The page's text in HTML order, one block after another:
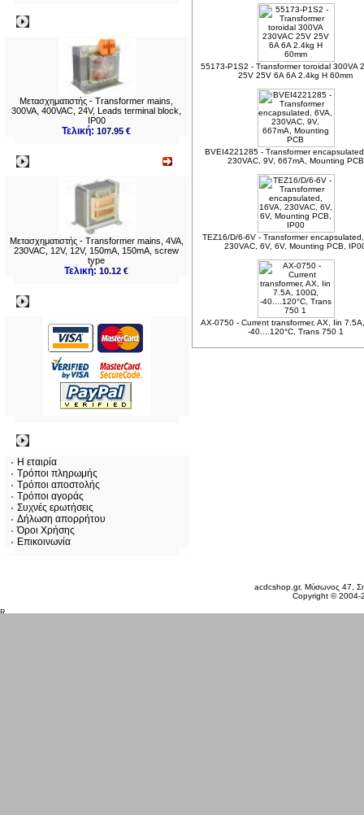
Μετασχηματιστής - Transformer mains,
300VA, 400VAC, 24V, Leads terminal block,
IP00
Τελική:107.95 €
Μετασχηματιστής - Transformer mains, 4VA,
230VAC, 12V, 12V, 150mA, 150mA, screw
type
Τελική:10.12 €
Η εταιρία
Τρόποι πληρωμής
Τρόποι αποστολής
Τρόποι αγοράς
Συχνές ερωτήσεις
Δήλωση απορρήτου
Όροι Χρήσης
Επικοινωνία
55173-P1S2 - Transformer toroidal 300VA
25V 25V 6A 6A 2.4kg H 60mm
BVEI4221285 - Transformer
230VAC, 9V, 667mA, Mounting PCB
TEZ16/D/6-6V - Transformer
230VAC, 6V, 6V, Mounting PCB,
AX-0750 - Current transformer, AX, Iin
-40....120°C, Trans 750 1
acdcshop.gr, Μύσωνος 47,
Copyright ©